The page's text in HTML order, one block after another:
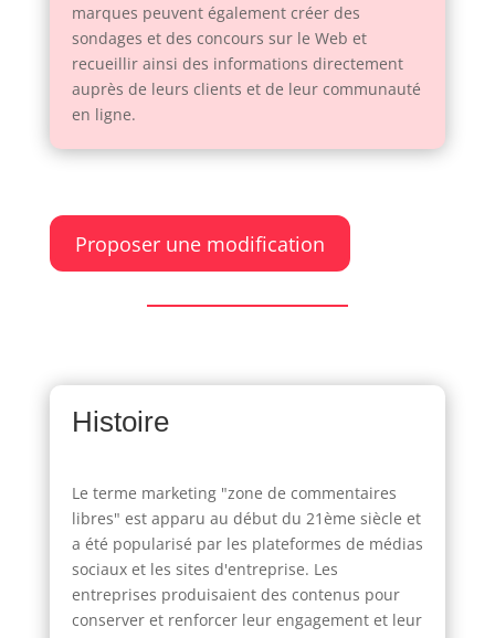
marques peuvent également créer des
sondages et des concours sur le Web et
recueillir ainsi des informations directement
auprès de leurs clients et de leur communauté
en ligne.
Proposer une modification
Histoire
Le terme marketing "zone de commentaires
libres" est apparu au début du 21ème siècle et
a été popularisé par les plateformes de médias
sociaux et les sites d'entreprise. Les
entreprises produisaient des contenus pour
conserver et renforcer leur engagement et leur